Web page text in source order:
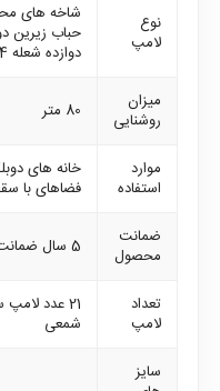
نوع
لامپ
شاخه های
حباب زیرین
دوازده شعله 4چهار عدد سرپیچ معمولی
میزان
روشنایی
80 متر
موارد
استفاده
خانه های
فضاهای با
ضمانت
محصول
5 سال ضمانت بدنه
تعداد
لامپ
21 عدد
شمعی
سایز